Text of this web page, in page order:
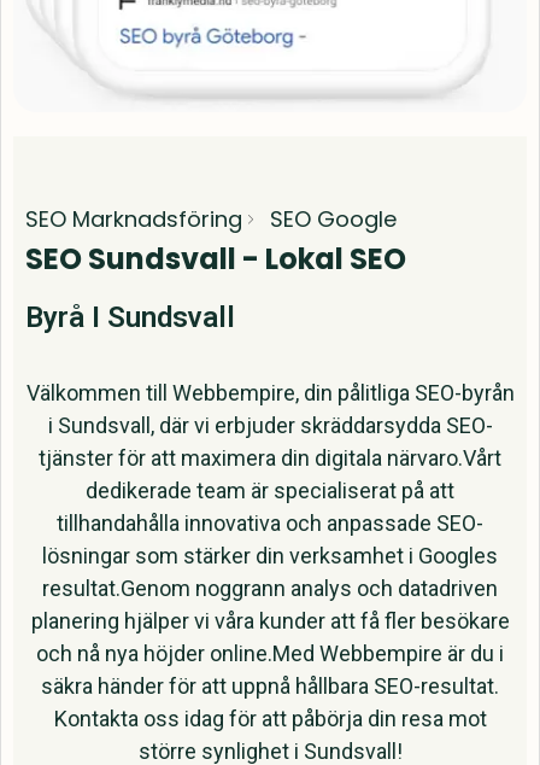
SEO Marknadsföring SEO Google
SEO Sundsvall - Lokal SEO
Byrå I Sundsvall
Välkommen till Webbempire, din pålitliga SEO-byrån
i Sundsvall, där vi erbjuder skräddarsydda SEO-
tjänster för att maximera din digitala närvaro.Vårt
dedikerade team är specialiserat på att
tillhandahålla innovativa och anpassade SEO-
lösningar som stärker din verksamhet i Googles
resultat.Genom noggrann analys och datadriven
planering hjälper vi våra kunder att få fler besökare
och nå nya höjder online.Med Webbempire är du i
säkra händer för att uppnå hållbara SEO-resultat.
Kontakta oss idag för att påbörja din resa mot
större synlighet i Sundsvall!